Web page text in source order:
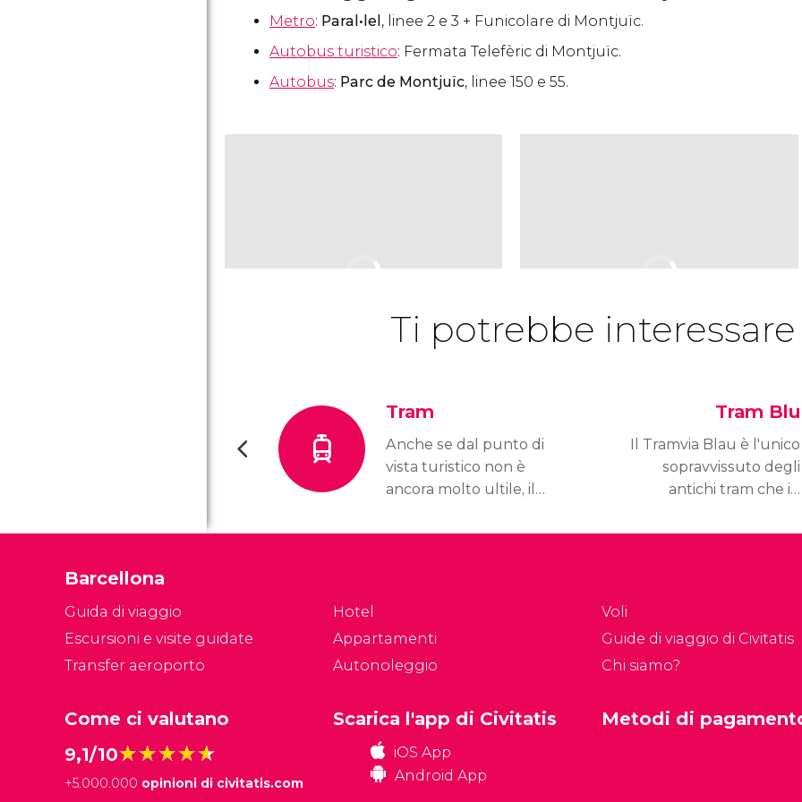
Metro: Paral•lel , linee 2 e 3 + Funicolare di Montjuïc.
Autobus turistico: Fermata Telefèric di Montjuïc.
Autobus: Parc de Montjuïc, linee 150 e 55.
Ti potrebbe interessare
Tram
Anche se dal punto di
vista turistico non è
ancora molto ultile, il
mezzo di trasporto per
Tram Blu
Il Tramvia Blau è l'unico
sopravvissuto degli
antichi tram che in
Barcellona. Fu
Funicolare del Tibidabo.
Barcellona
Guida di viaggio
Escursioni e visite guidate
Transfer aeroporto
Hotel
Appartamenti
Autonoleggio
Voli
Guide di viaggio di Civitatis
Chi siamo?
Come ci valutano
9,1/10★★★★★
★★★★★
+5.000.000 opinioni di civitatis.com
Scarica l'app di Civitatis
iOS App
Android App
Metodi di